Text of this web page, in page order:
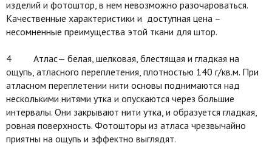
изделий и фотоштор, в нем невозможно разочароваться.
Качественные характеристики и доступная цена –
несомненные преимущества этой ткани для штор.
4 Атлас— белая, шелковая, блестящая и гладкая на
ощупь, атласного переплетения, плотностью 140 г/кв.м. При
атласном переплетении нити основы поднимаются над
несколькими нитями утка и опускаются через большие
интервалы. Они закрывают нити утка, и образуется гладкая,
ровная поверхность. Фотошторы из атласа чрезвычайно
приятны на ощупь и эффектно выглядят.